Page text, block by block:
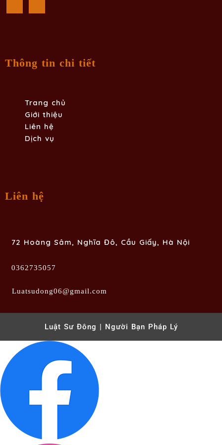
Thông tin chi tiết
Trang chủ
Giới thiệu
Liên hệ
Dịch vụ
Liên hệ
72 Hoàng Sâm, Nghĩa Đô, Cầu Giấy, Hà Nội
0362735057
Luatsudong06@gmail.com
Luật Sư Đông | Người Bạn Pháp Lý